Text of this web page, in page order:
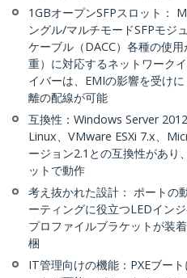
1GBオープンSFPスロット：
ングル/マルチモードSFPモジ
ケーブル（DACC）各種の使
重）に対応するネットワーク
イバーは、EMIの影響を受け
離の配線が可能
互換性：Windows Server
Linux、VMware ESXi 7.x、
ージョン2.1との互換性があり
ットで動作
考え抜かれた設計： ポートの
ーティングに役立つLEDイン
プロファイルブラケットが装
梱
IT管理向けの機能：PXEブー